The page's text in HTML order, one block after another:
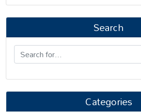
Search
Categories